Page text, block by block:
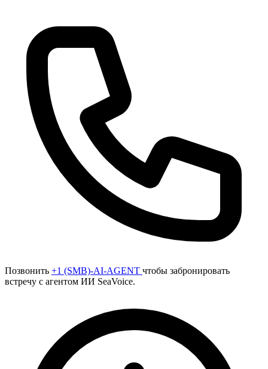
Позвонить +1 (SMB)-AI-AGENT чтобы забронировать
встречу с агентом ИИ SeaVoice.